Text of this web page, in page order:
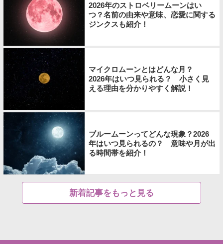
2026年のストロベリームーンはい
つ？名前の由来や意味、恋愛に関する
ジンクスも紹介！
マイクロムーンとはどんな月？
2026年はいつ見られる？ 小さく見
える理由を分かりやすく解説！
ブルームーンってどんな現象？2026
年はいつ見られるの？ 意味や月が出
る時間帯を紹介！
新着記事をもっと見る